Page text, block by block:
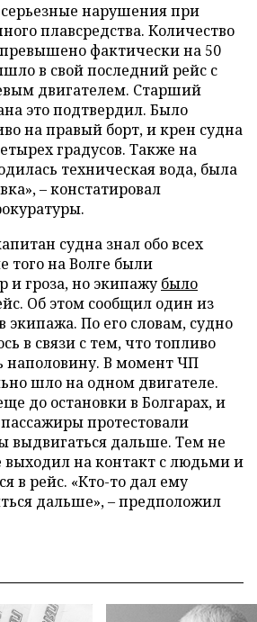
нарушения при
плавсредства. Количество
фактически на 50
в свой последний рейс с
двигателем. Старший
это подтвердил. Было
на правый борт, и крен судна
градусов. Также на
техническая вода, была
– констатировал
судна знал обо всех
того на Волге были
и гроза, но экипажубыло
Об этом сообщил один из
По его словам, судно
в связи с тем, что топливо
наполовину. В момент ЧП
шло на одном двигателе.
до остановки в Болгарах, и
протестовали
выдвигаться дальше. Тем не
выходил на контакт с людьми и
в рейс. «Кто-то дал ему
дальше», – предположил